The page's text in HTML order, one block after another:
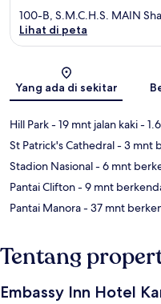
100-B, S.M.C.H.S. MAIN
Lihat di peta
Yang ada di sekitar
Hill Park- 19 mnt jalan kaki-
St Patrick's Cathedral- 3 mnt
Stadion Nasional- 6 mnt
Pantai Clifton- 9 mnt
Pantai Manora- 37 mnt
Tentang
Embassy Inn Hotel